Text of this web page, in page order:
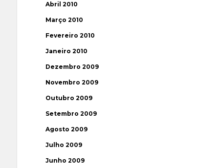
Abril 2010
Março 2010
Fevereiro 2010
Janeiro 2010
Dezembro 2009
Novembro 2009
Outubro 2009
Setembro 2009
Agosto 2009
Julho 2009
Junho 2009